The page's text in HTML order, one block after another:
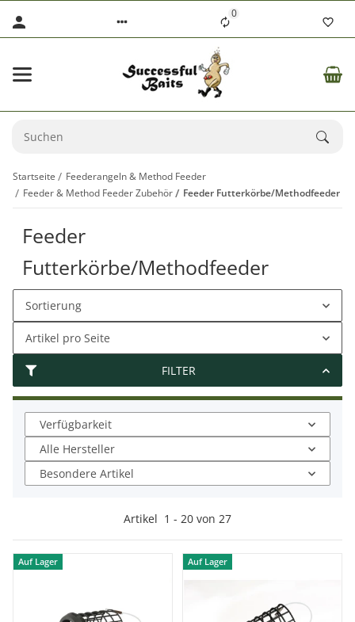
0
Startseite
Feederangeln & Method Feeder
Feeder & Method Feeder Zubehör
Feeder Futterkörbe/Methodfeeder
Feeder
Futterkörbe/Methodfeeder
FILTER
Sortierung
Artikel pro Seite
Verfügbarkeit
Alle Hersteller
Besondere Artikel
Artikel 1 - 20 von 27
Auf Lager Auf Lager